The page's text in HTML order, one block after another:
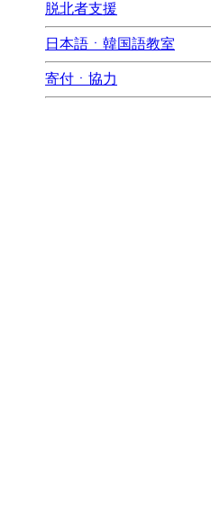
脱北者支援
日本語ㆍ韓国語教室
寄付ㆍ協力